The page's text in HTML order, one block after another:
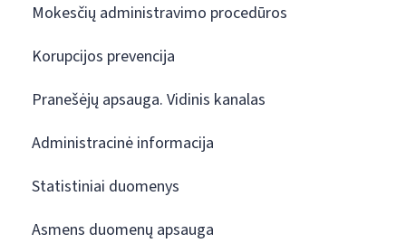
Mokesčių administravimo procedūros
Korupcijos prevencija
Pranešėjų apsauga. Vidinis kanalas
Administracinė informacija
Statistiniai duomenys
Asmens duomenų apsauga